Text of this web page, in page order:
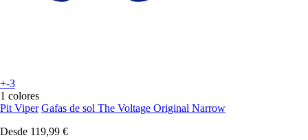
+-3
1 colores
Pit Viper Gafas de sol The Voltage Original Narrow
Desde 119,99 €